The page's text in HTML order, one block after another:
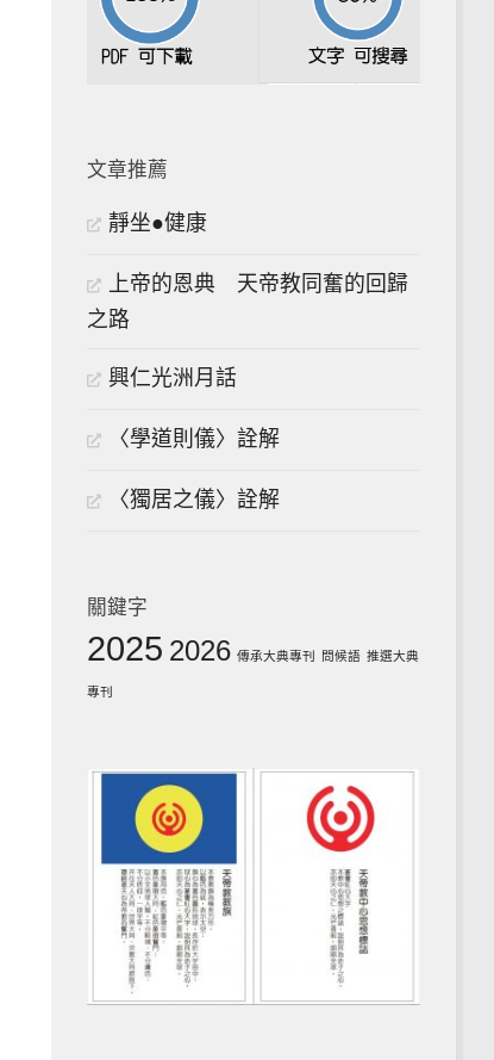
文章推薦
靜坐●健康
上帝的恩典 天帝教同奮的回歸
之路
興仁光洲月話
〈學道則儀〉詮解
〈獨居之儀〉詮解
關鍵字
2025 2026 傳承大典專刊 問候語 推選大典
專刊